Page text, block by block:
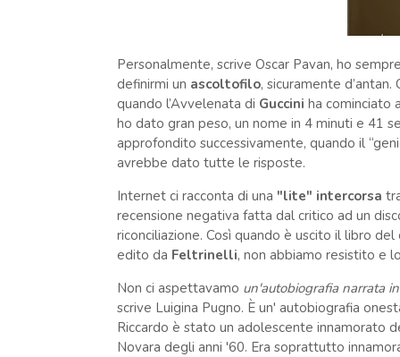
Personalmente, scrive Oscar Pavan, ho
definirmi un ascoltofilo, sicuramente d’antan.
quando l’Avvelenata di Guccini ha cominciato
ho dato gran peso, un nome in 4 minuti e 41
approfondito successivamente, quando il
avrebbe dato tutte le risposte.
Internet ci racconta di una "lite" intercorsa
recensione negativa fatta dal critico ad un
riconciliazione. Così quando è uscito il libro
edito da Feltrinelli, non abbiamo resistito e
Non ci aspettavamo un'autobiografia narrata
scrive Luigina Pugno. È un' autobiografia
Riccardo è stato un adolescente innamorato
Novara degli anni '60. Era soprattutto